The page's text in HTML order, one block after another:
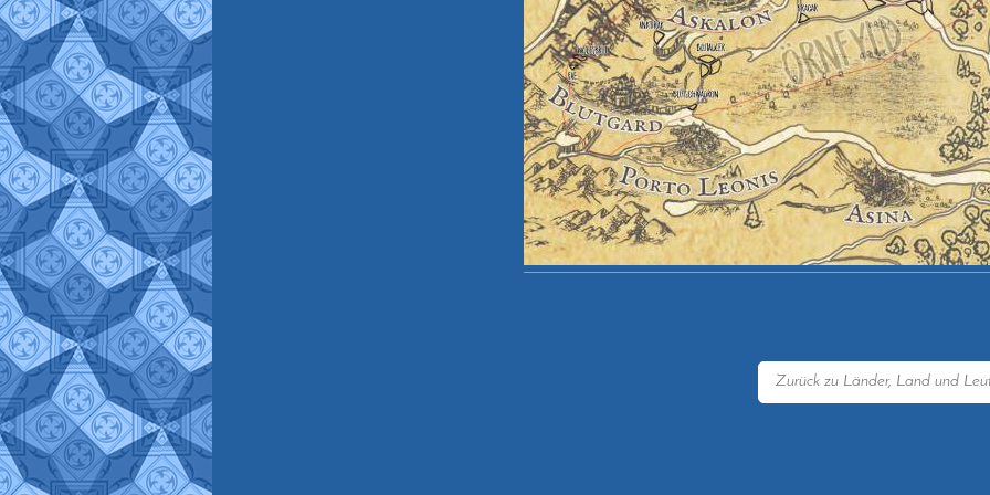
Zurück zu Länder, Land und